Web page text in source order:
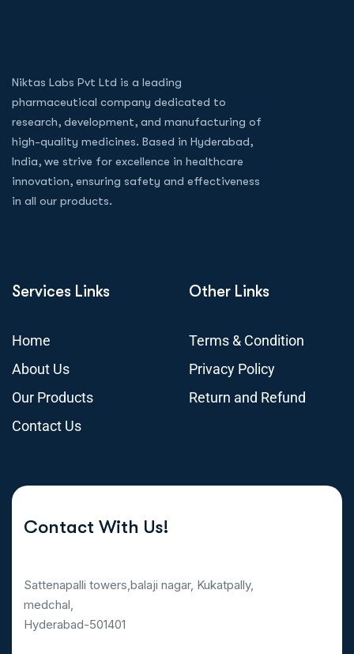
Niktas Labs Pvt Ltd is a leading
pharmaceutical company dedicated to
research, development, and manufacturing of
high-quality medicines. Based in Hyderabad,
India, we strive for excellence in healthcare
innovation, ensuring safety and effectiveness
in all our products.
Services Links
Home
About Us
Our Products
Contact Us
Other Links
Terms & Condition
Privacy Policy
Return and Refund
Contact With Us!
Sattenapalli towers,balaji nagar, Kukatpally,
medchal,
Hyderabad-501401